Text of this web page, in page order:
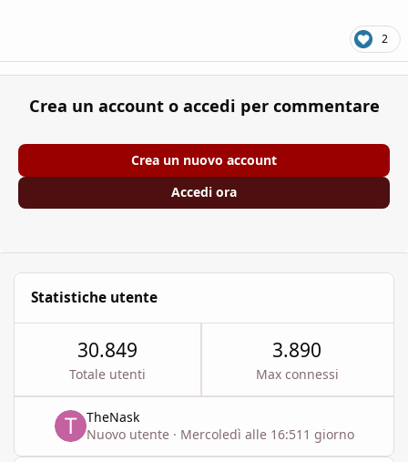
2
Crea un account o accedi per commentare
Crea un nuovo account
Accedi ora
Statistiche utente
30.849
Totale utenti
3.890
Max connessi
TheNask
Nuovo utente · Mercoledì alle 16:51 1 giorno